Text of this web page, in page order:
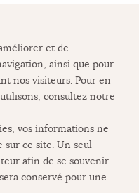
et de
ainsi que pour
nos visiteurs. Pour en
consultez notre
vos informations ne
sur ce site. Un seul
afin de se souvenir
conservé pour une